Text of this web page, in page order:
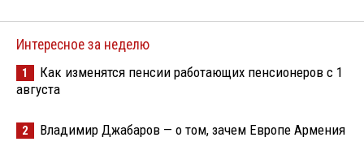
Интересное за неделю
1
Как изменятся пенсии работающих пенсионеров с 1
августа
2 Владимир Джабаров — о том, зачем Европе Армения